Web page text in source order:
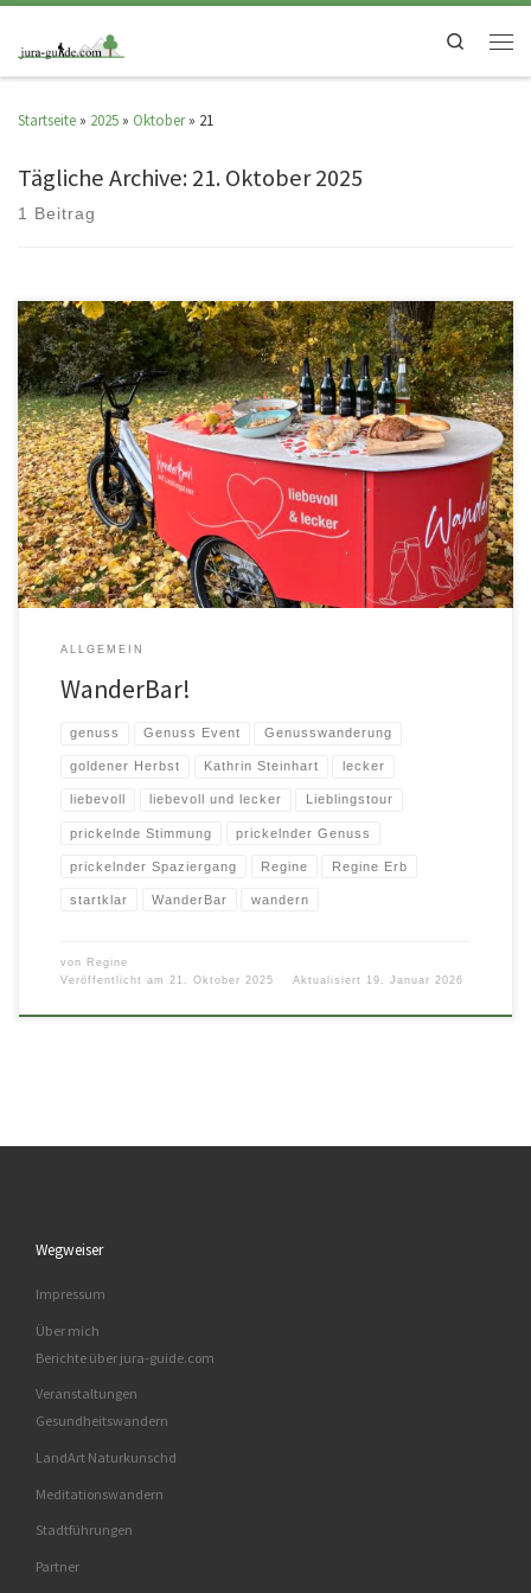
Search
Startseite » 2025 » Oktober » 21
Tägliche Archive:21. Oktober 2025
1 Beitrag
Unsere WanderBar! ist am Start Mit der WanderBar! ist ein neues,
außergewöhnliches Projekt an den Start gegangen, das Bewegung,
Landschaft […]
ALLGEMEIN
WanderBar!
genuss Genuss Event Genusswanderung
goldener Herbst Kathrin Steinhart lecker
liebevoll liebevoll und lecker Lieblingstour
prickelnde Stimmung prickelnder Genuss
prickelnder Spaziergang Regine Regine Erb
startklar WanderBar wandern
von Regine
Veröffentlicht am 21. Oktober 2025 Aktualisiert 19. Januar 2026
Wegweiser
Impressum
Über mich
Berichte über jura-guide.com
Veranstaltungen
Gesundheitswandern
LandArt Naturkunschd
Meditationswandern
Stadtführungen
Partner